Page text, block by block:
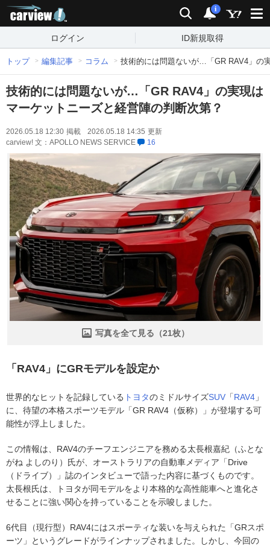
検索 通知
i
ログイン ID新規取得
トップ 編集記事 コラム 技術的には問題ないが…「GR RAV4」の
技術的には問題ないが…「GR RAV4」の実現は
マーケットニーズと経営陣の判断次第？
2026.05.18 12:30 掲載 2026.05.18 14:35 更新
carview! 文：APOLLO NEWS SERVICE
16
写真を全て見る（21枚）
「RAV4」にGRモデルを設定か
世界的なヒットを記録している トヨタのミドルサイズSUV 「RAV4 」
に、待望の本格スポーツモデル「GR RAV4（仮称）」が登場する可
能性が浮上しました。
この情報は、RAV4のチーフエンジニアを務める太長根嘉紀（ふとな
がね よしのり）氏が、オーストラリアの自動車メディア「Drive
（ドライブ）」誌のインタビューで語った内容に基づくものです。
太長根氏は、トヨタが同モデルをより本格的な高性能車へと進化さ
せることに強い関心を持っていることを示唆しました。
6代目（現行型）RAV4にはスポーティな装いを与えられた「GRスポ
ーツ」というグレードがラインナップされました。しかし、今回の